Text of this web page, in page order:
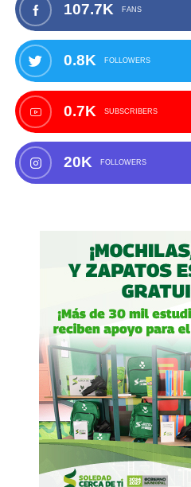
107.7K FANS
0.8K FOLLOWERS
0.7K SUBSCRIBERS
20K FOLLOWERS